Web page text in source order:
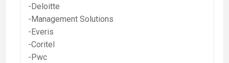
-Deloitte
-Management Solutions
-Everis
-Coritel
-Pwc